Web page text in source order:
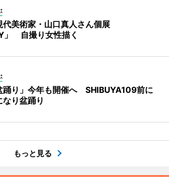
代美術家・山口真人さん個展
」 自撮り女性描く
踊り」今年も開催へ SHIBUYA109前に
り盆踊り
もっと見る